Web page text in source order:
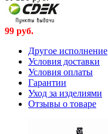
99 руб.
Другое исполнение
Условия доставки
Условия оплаты
Гарантии
Уход за изделиями
Отзывы о товаре